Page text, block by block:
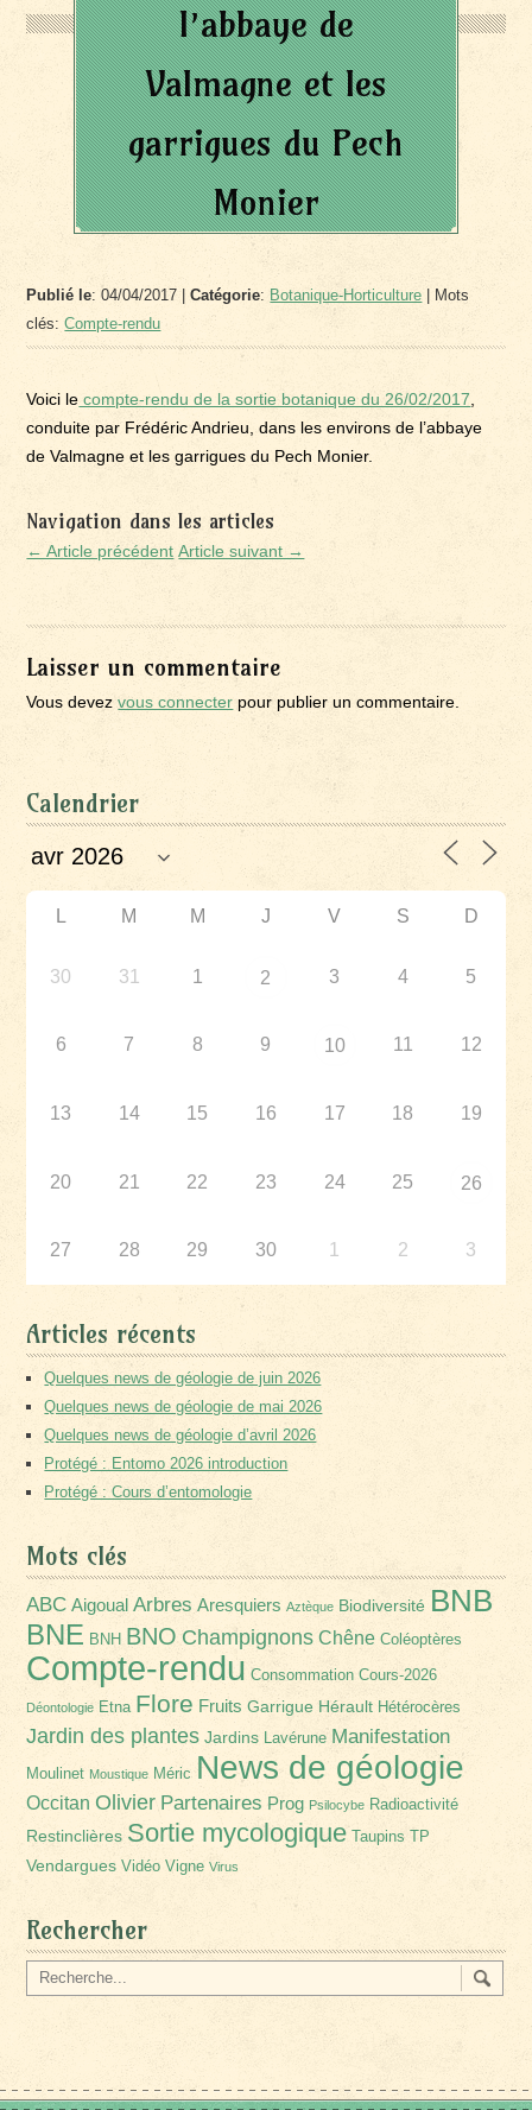
l’abbaye de
Valmagne et les
garrigues du Pech
Monier
Publié le: 04/04/2017 |Catégorie: Botanique-Horticulture | Mots
clés:Compte-rendu
Voici le compte-rendu de la sortie botanique du 26/02/2017
conduite par Frédéric Andrieu, dans les environs de l’abbaye
de Valmagne et les garrigues du Pech Monier.
Navigation dans les articles
← Article précédent Article suivant →
Laisser un commentaire
Vous devezvous connecter pour publier un commentaire.
Calendrier
L M M J V S D
30 31 1 2 3 4 5
6 7 8 9 10 11 12
13 14 15 16 17 18 19
20 21 22 23 24 25 26
27 28 29 30 1 2 3
Articles récents
Quelques news de géologie de juin 2026
Quelques news de géologie de mai 2026
Quelques news de géologie d’avril 2026
Protégé : Entomo 2026 introduction
Protégé : Cours d’entomologie
Mots clés
ABC Aigoual Arbres Aresquiers Aztèque Biodiversité BNB
BNE BNH BNO Champignons Chêne Coléoptères
Compte-rendu Consommation Cours-2026
Déontologie Etna Flore Fruits Garrigue Hérault Hétérocères
Jardin des plantes Jardins Lavérune Manifestation
Moulinet Moustique Méric News de géologie
Occitan Olivier Partenaires Prog Psilocybe Radioactivité
Restinclières Sortie mycologique Taupins TP
Vendargues Vidéo Vigne Virus
Rechercher